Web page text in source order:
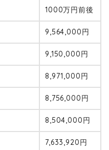
1000万円前後
9,564,000円
9,150,000円
8,971,000円
8,756,000円
8,504,000円
7,633,920円